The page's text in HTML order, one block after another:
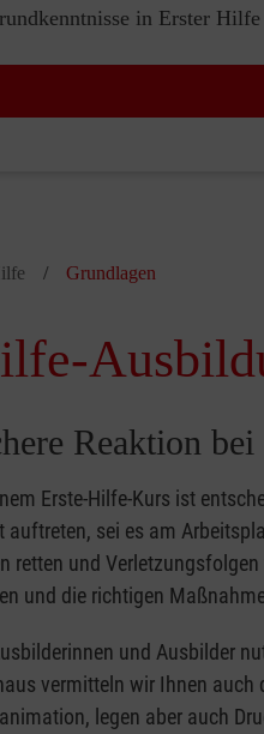
in Erster
Grundlagen
Reaktion
Erste-Hilfe-Kurs ist
auftreten, sei es am
retten und
und die richtigen
und Ausbilder
vermitteln wir Ihnen
legen aber auch